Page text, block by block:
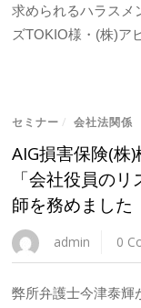
求められるハラスメ
ズTOKIO様・(株)ア
セミナー / 会社法関係
AIG損害保険(株)
「会社役員の
師を務めました
admin 0
弊所弁護士今津泰輝